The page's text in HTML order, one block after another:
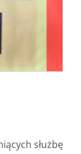
służbę